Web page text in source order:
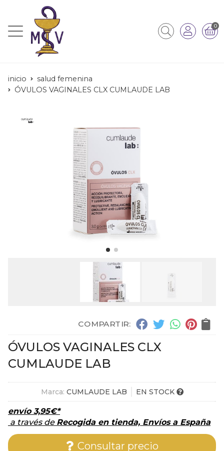
0
inicio
salud femenina
ÓVULOS VAGINALES CLX CUMLAUDE LAB
COMPARTIR:
ÓVULOS VAGINALES CLX
CUMLAUDE LAB
Marca: CUMLAUDE LAB EN STOCK
envío3,95€*
a través de Recogida en tienda, Envíos a España
Consultar precio